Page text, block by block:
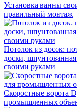
Установка ванны
правильный монтаж
Потолок из досок:
доски,
своими руками
Скоростные ворота
промышленных